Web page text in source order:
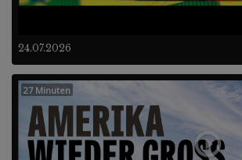
24.07.2026
27 Minuten